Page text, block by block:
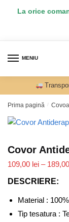
La orice
MENIU
Prima pagină /
Covor
109,00 lei – 189,00
DESCRIERE:
Material :
Tip tesatura :